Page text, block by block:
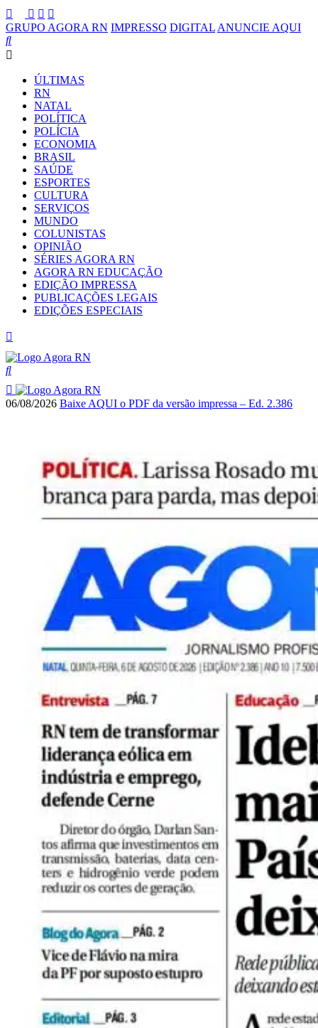
GRUPO AGORA RN IMPRESSO DIGITAL ANUNCIE AQUI
ÚLTIMAS
RN
NATAL
POLÍTICA
POLÍCIA
ECONOMIA
BRASIL
SAÚDE
ESPORTES
CULTURA
SERVIÇOS
MUNDO
COLUNISTAS
OPINIÃO
SÉRIES AGORA RN
AGORA RN EDUCAÇÃO
EDIÇÃO IMPRESSA
PUBLICAÇÕES LEGAIS
EDIÇÕES ESPECIAIS
06/08/2026 Baixe AQUI o PDF da versão impressa – Ed. 2.386